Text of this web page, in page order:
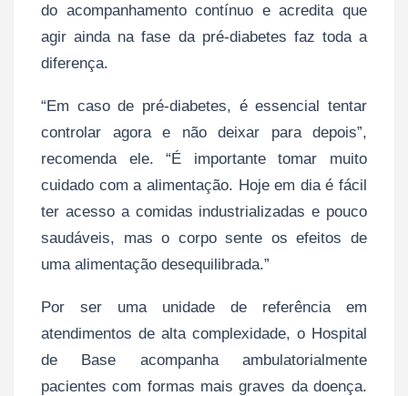
do acompanhamento contínuo e acredita que
agir ainda na fase da pré-diabetes faz toda a
diferença.
“Em caso de pré-diabetes, é essencial tentar
controlar agora e não deixar para depois”,
recomenda ele. “É importante tomar muito
cuidado com a alimentação. Hoje em dia é fácil
ter acesso a comidas industrializadas e pouco
saudáveis, mas o corpo sente os efeitos de
uma alimentação desequilibrada.”
Por ser uma unidade de referência em
atendimentos de alta complexidade, o Hospital
de Base acompanha ambulatorialmente
pacientes com formas mais graves da doença.